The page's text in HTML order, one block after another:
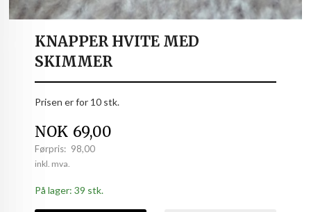
KNAPPER HVITE MED
SKIMMER
Prisen er for 10 stk.
Tilbud
NOK 69,00
Førpris: 98,00
Rabatt
inkl. mva.
På lager: 39 stk.